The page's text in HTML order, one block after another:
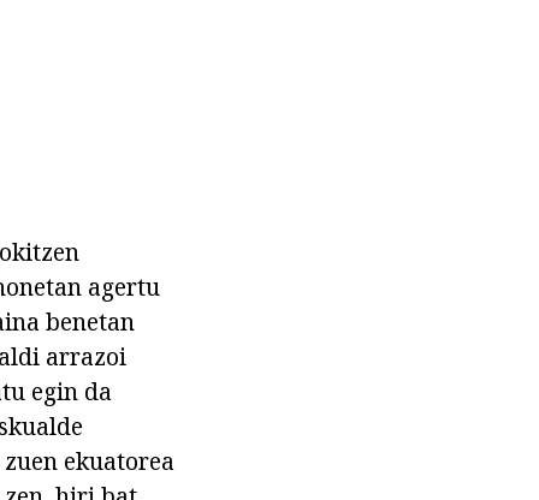
agertu
benetan
arrazoi
egin da
ekuatorea